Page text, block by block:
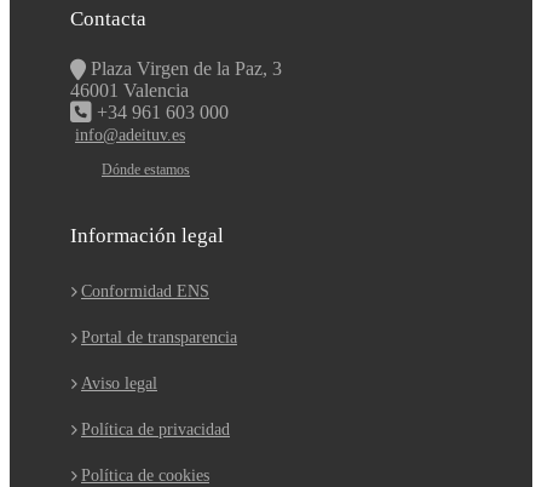
Contacta
Plaza Virgen de la Paz, 3
46001 Valencia
+34 961 603 000
info@adeituv.es
Dónde estamos
Información legal
Conformidad ENS
Portal de transparencia
Aviso legal
Política de privacidad
Política de cookies